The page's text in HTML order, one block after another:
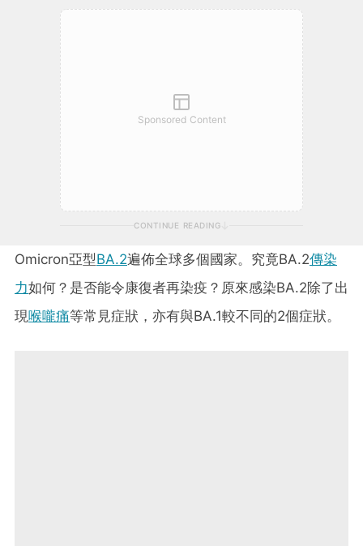
Sponsored Content
CONTINUE READING
Omicron亞型BA.2遍佈全球多個國家。究竟BA.2傳染
力如何？是否能令康復者再染疫？原來感染BA.2除了出
現喉嚨痛等常見症狀，亦有與BA.1較不同的2個症狀。